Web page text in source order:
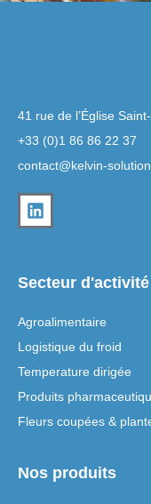
41 rue de l’Église
+33 (0)1 86 86 22 37
contact@kelvin-
Secteur d'activité
Agroalimentaire
Logistique du froid
Temperature dirigée
Produits
Fleurs coupées &
Nos produits